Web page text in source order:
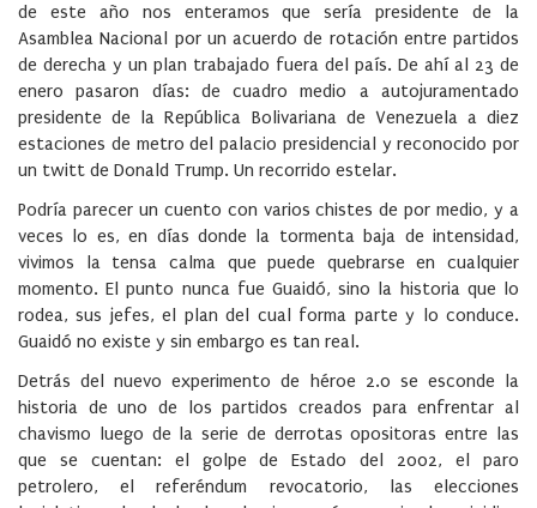
de este año nos enteramos que sería presidente de la
Asamblea Nacional por un acuerdo de rotación entre partidos
de derecha y un plan trabajado fuera del país. De ahí al 23 de
enero pasaron días: de cuadro medio a autojuramentado
presidente de la República Bolivariana de Venezuela a diez
estaciones de metro del palacio presidencial y reconocido por
un twitt de Donald Trump. Un recorrido estelar.
Podría parecer un cuento con varios chistes de por medio, y a
veces lo es, en días donde la tormenta baja de intensidad,
vivimos la tensa calma que puede quebrarse en cualquier
momento. El punto nunca fue Guaidó, sino la historia que lo
rodea, sus jefes, el plan del cual forma parte y lo conduce.
Guaidó no existe y sin embargo es tan real.
Detrás del nuevo experimento de héroe 2.0 se esconde la
historia de uno de los partidos creados para enfrentar al
chavismo luego de la serie de derrotas opositoras entre las
que se cuentan: el golpe de Estado del 2002, el paro
petrolero, el referéndum revocatorio, las elecciones